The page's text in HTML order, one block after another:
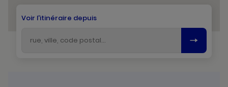
Voir l'itinéraire depuis